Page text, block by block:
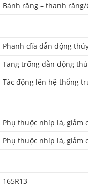
Bánh răng – thanh
Phanh đĩa dẫn động
Tang trống dẫn động
Tác động lên hệ thống
Phụ thuộc nhíp lá, giảm
Phụ thuộc nhíp lá, giảm
165R13